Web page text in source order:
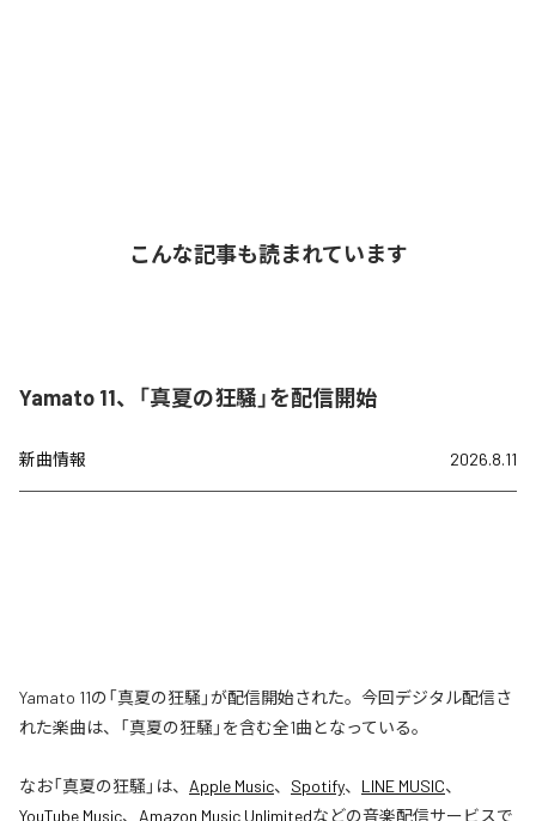
こんな記事も読まれています
Yamato 11、「真夏の狂騒」を配信開始
新曲情報 2026.8.11
Yamato 11の「真夏の狂騒」が配信開始された。今回デジタル配信さ
れた楽曲は、「真夏の狂騒」を含む全1曲となっている。
なお「真夏の狂騒 」は、 Apple Music、 Spotify、 LINE MUSIC、
YouTube Music、 Amazon Music Unlimitedなどの音楽配信サービスで